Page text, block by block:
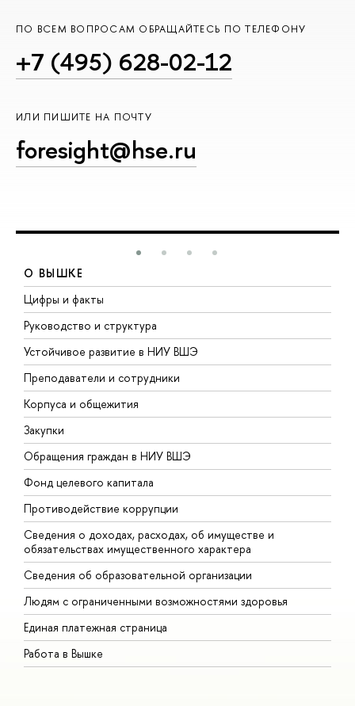
ПО ВСЕМ ВОПРОСАМ ОБРАЩАЙТЕСЬ ПО ТЕЛЕФОНУ
+7 (495) 628-02-12
ИЛИ ПИШИТЕ НА ПОЧТУ
foresight@hse.ru
О ВЫШКЕ
Цифры и факты
Руководство и структура
Устойчивое развитие в НИУ ВШЭ
Преподаватели и сотрудники
Корпуса и общежития
Закупки
Обращения граждан в НИУ ВШЭ
Фонд целевого капитала
Противодействие коррупции
Сведения о доходах, расходах, об имуществе и
обязательствах имущественного характера
Сведения об образовательной организации
Людям с ограниченными возможностями здоровья
Единая платежная страница
Работа в Вышке